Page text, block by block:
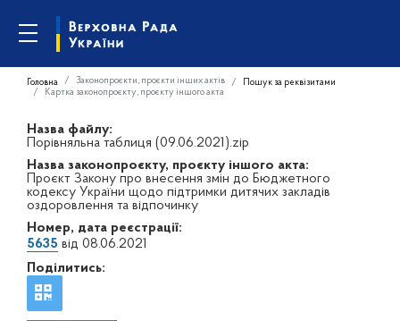
Головна Законопроєкти, проєкти інших актів
Пошук за реквізитами
Картка законопроєкту, проєкту іншого акта
Назва файлу:
Порівняльна таблиця (09.06.2021).zip
Назва законопроєкту, проєкту іншого акта:
Проєкт Закону про внесення змін до Бюджетного
кодексу України щодо підтримки дитячих закладів
оздоровлення та відпочинку
Номер, дата реєстрації:
5635 від 08.06.2021
Поділитись: